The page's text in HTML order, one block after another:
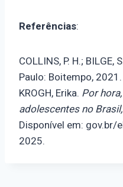
Referências:
COLLINS, P. H.; BILGE,
Paulo: Boitempo, 2021.
KROGH, Erika. Por
adolescentes no
Disponível em:
2025.